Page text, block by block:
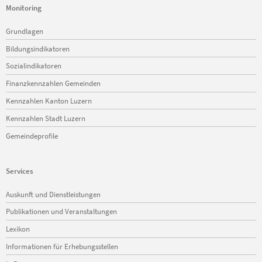
Monitoring
Navigation
überspringen
Grundlagen
Bildungsindikatoren
Sozialindikatoren
Finanzkennzahlen Gemeinden
Kennzahlen Kanton Luzern
Kennzahlen Stadt Luzern
Gemeindeprofile
Services
Navigation
überspringen
Auskunft und Dienstleistungen
Publikationen und Veranstaltungen
Lexikon
Informationen für Erhebungsstellen